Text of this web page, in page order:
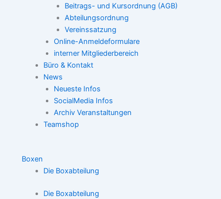
Beitrags- und Kursordnung (AGB)
Abteilungsordnung
Vereinssatzung
Online-Anmeldeformulare
interner Mitgliederbereich
Büro & Kontakt
News
Neueste Infos
SocialMedia Infos
Archiv Veranstaltungen
Teamshop
Boxen
Die Boxabteilung
Die Boxabteilung